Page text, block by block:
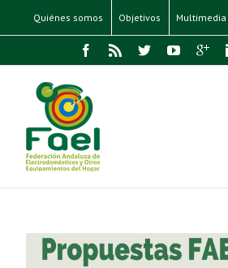
Quiénes somos Objetivos Multimedia